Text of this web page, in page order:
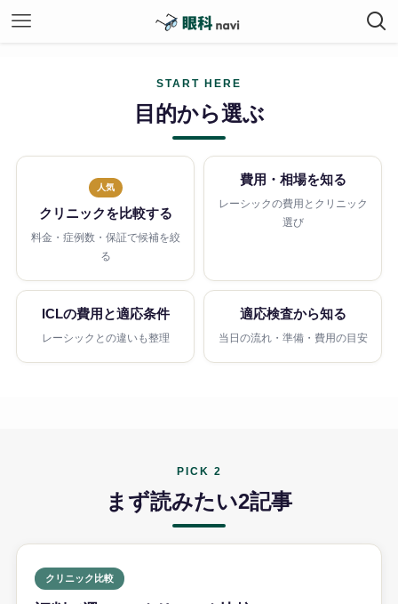
START HERE
目的から選ぶ
人気
クリニックを比較する
料金・症例数・保証で候補を絞
る
費用・相場を知る
レーシックの費用とクリニック
選び
ICLの費用と適応条件
レーシックとの違いも整理
適応検査から知る
当日の流れ・準備・費用の目安
PICK 2
まず読みたい2記事
クリニック比較